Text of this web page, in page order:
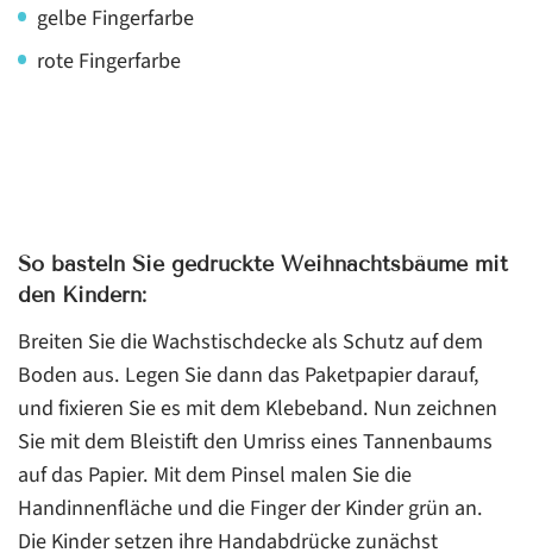
gelbe Fingerfarbe
rote Fingerfarbe
So basteln Sie gedruckte Weihnachtsbäume mit
den Kindern:
Breiten Sie die Wachstischdecke als Schutz auf dem
Boden aus. Legen Sie dann das Paketpapier darauf,
und fixieren Sie es mit dem Klebeband. Nun zeichnen
Sie mit dem Bleistift den Umriss eines Tannenbaums
auf das Papier. Mit dem Pinsel malen Sie die
Handinnenfläche und die Finger der Kinder grün an.
Die Kinder setzen ihre Handabdrücke zunächst